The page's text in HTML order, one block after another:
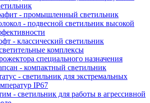
- промышленный светильник
- подвесной светильник высокой
- классический светильник
комплексы
специального назначения
- компактный светильник
- светильник для экстремальных
IP67
- светильник для работы в агрессивной